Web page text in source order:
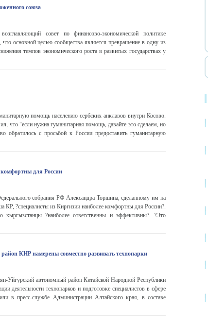
союза
совет по финансово-экономической политике
основной целью сообщества является превращение в одну из
темпов экономического роста в развитых государствах у
помощь населению сербских анклавов внутри Косово.
что "если нужна гуманитарная помощь, давайте это сделаем, но
обратилось с просьбой к России предоставить гуманитарную
для России
собрания РФ Александра Торшина, сделанному им на
КР, ?cпециалисты из Киргизии наиболее комфортны для России?.
кыргызстанцы ?наиболее ответственны и эффективны?. ?Это
КНР намерены совместно развивать технопарки
Уйгурский автономный район Китайской Народной Республики
деятельности технопарков и подготовке специалистов в сфере
в пресс-службе Администрации Алтайского края, в составе